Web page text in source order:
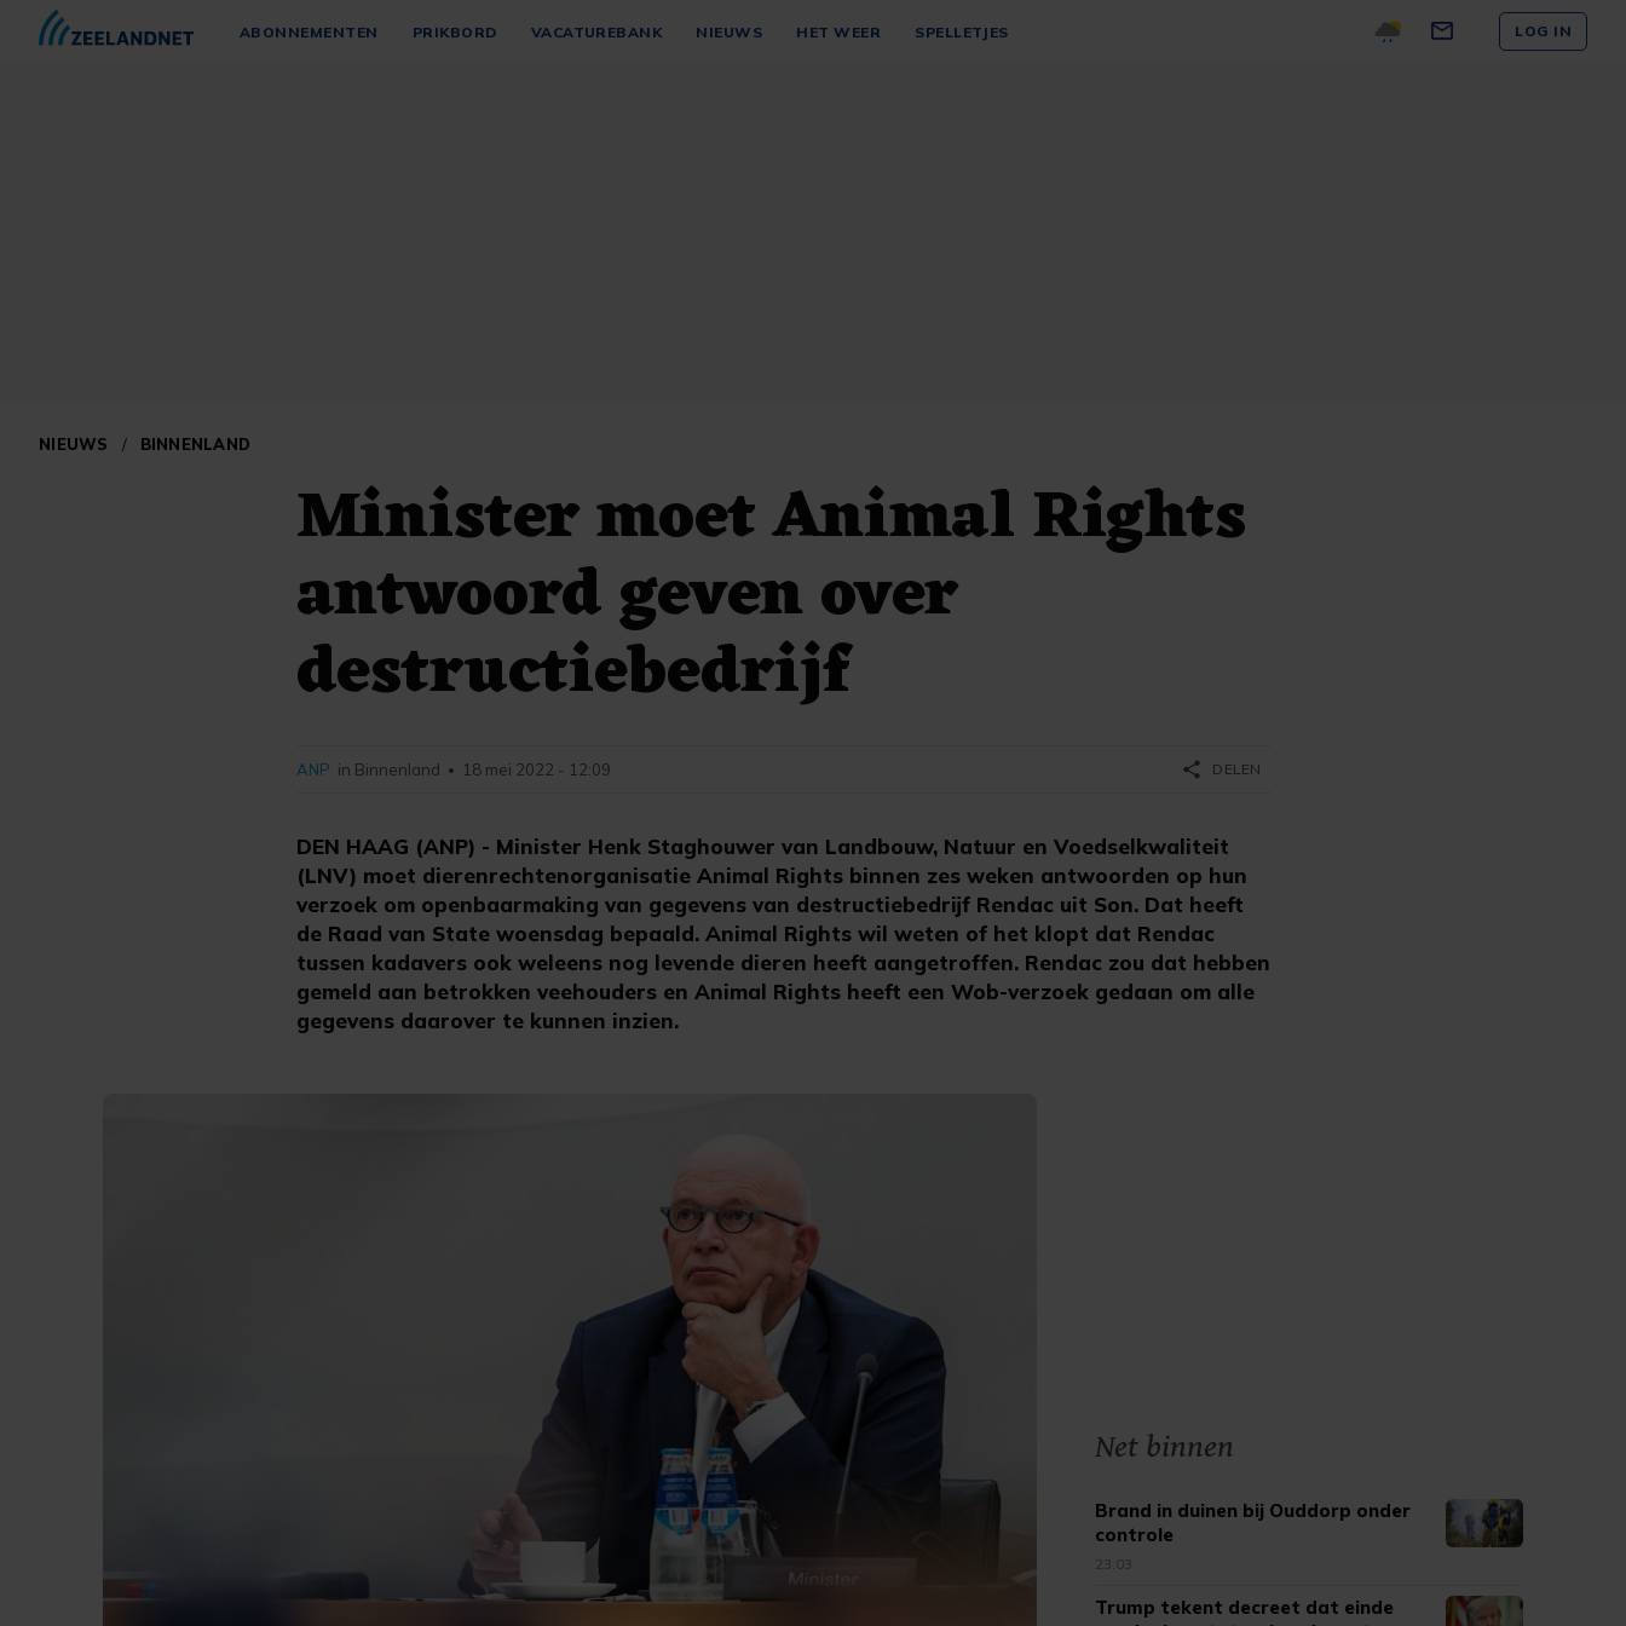
ABONNEMENTEN PRIKBORD VACATUREBANK NIEUWS HET WEER SPELLETJES LOG IN
NIEUWS / BINNENLAND
Minister moet Animal Rights
antwoord geven over
destructiebedrijf
DEN HAAG (ANP) - Minister Henk Staghouwer van Landbouw, Natuur en Voedselkwaliteit
(LNV) moet dierenrechtenorganisatie Animal Rights binnen zes weken antwoorden op hun
verzoek om openbaarmaking van gegevens van destructiebedrijf Rendac uit Son. Dat heeft
de Raad van State woensdag bepaald. Animal Rights wil weten of het klopt dat Rendac
tussen kadavers ook weleens nog levende dieren heeft aangetroffen. Rendac zou dat hebben
gemeld aan betrokken veehouders en Animal Rights heeft een Wob-verzoek gedaan om alle
gegevens daarover te kunnen inzien.
ANP in Binnenland • 18 mei 2022 - 12:09 share DELEN
Net binnen
Brand in duinen bij Ouddorp onder
controle
23:03
Trump tekent decreet dat einde